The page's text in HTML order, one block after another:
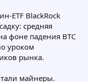
ETF BlackRock
средняя
фоне падения BTC
уроком
рынка.
майнеры.